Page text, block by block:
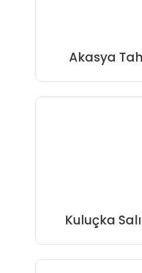
Akasya
Kuluçka